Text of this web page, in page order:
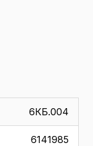
6КБ.004
6141985